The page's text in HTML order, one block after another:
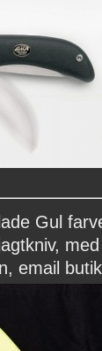
Gul
email